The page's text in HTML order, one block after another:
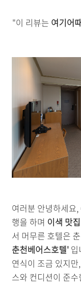
"이 리뷰는 여기어
여러분 안녕하세요
행을 하며 이색 맛집
서 머무른 호텔은
춘천베어스호텔'
연식이 조금 있지
스와 컨디션이 준